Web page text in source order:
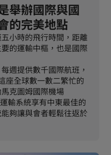
舉辦國際與國
的完美地點
小時的飛行時間，距離
的運輸中樞，也是國際
週提供數千國際航班，
座全球數一數二繁忙的
克圖姆國際機場
輸系統享有中東最佳的
夠讓與會者輕鬆往返於